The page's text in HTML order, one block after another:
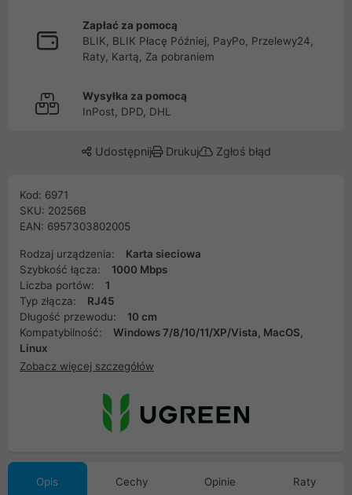
Zapłać za pomocą
BLIK, BLIK Płacę Później, PayPo, Przelewy24,
Raty, Kartą, Za pobraniem
Wysyłka za pomocą
InPost, DPD, DHL
Udostępnij Drukuj Zgłoś błąd
Kod: 6971
SKU: 20256B
EAN: 6957303802005
Rodzaj urządzenia:
Karta sieciowa
Szybkość łącza:
1000 Mbps
Liczba portów:
1
Typ złącza:
RJ45
Długość przewodu:
10 cm
Kompatybilność:
Windows 7/8/10/11/XP/Vista, MacOS,
Linux
Zobacz więcej szczegółów
Opis Cechy Opinie Raty